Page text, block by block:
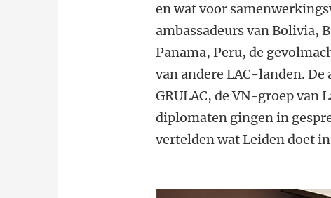
en wat voor
ambassadeurs van Bolivia,
Panama, Peru, de
van andere LAC-landen.
GRULAC, de VN-groep van
diplomaten gingen in
vertelden wat Leiden doet